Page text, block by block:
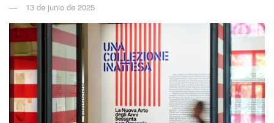
13 de junio de 2025